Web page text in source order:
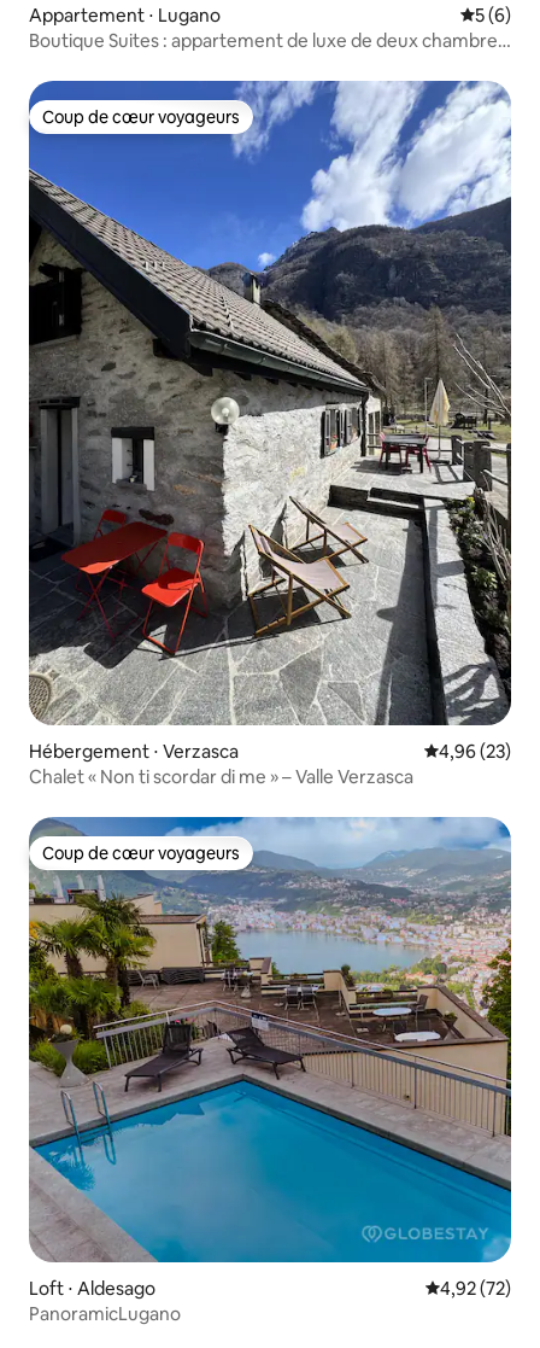
Appartement ⋅ Lugano
5 (6)
Boutique Suites : appartement de luxe de deux chambres
Coup de cœur voyageurs
Coup de cœur voyageurs
Hébergement ⋅ Verzasca Évaluation
4,96 (23)
Chalet « Non ti scordar di me » – Valle Verzasca
Coup de cœur voyageurs
Coup de cœur voyageurs
Loft ⋅ Aldesago Évaluation
4,92 (72)
PanoramicLugano